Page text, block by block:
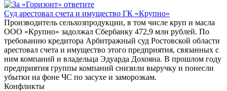
Суд арестовал счета и имущество ГК «Крупно»
Производитель сельхозпродукции, в том числе круп и масла
ООО «Крупно» задолжал Сбербанку 472,9 млн рублей. По
требованию кредитора Арбитражный суд Ростовской области
арестовал счета и имущество этого предприятия, связанных с
ним компаний и владельца Эдуарда Дохояна. В прошлом году
предприятия группы компаний снизили выручку и понесли
убытки на фоне ЧС по засухе и заморозкам.
Конфликты